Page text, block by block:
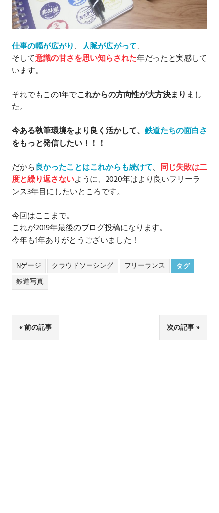
仕事の幅が広がり、 人脈が広がって、
そして意識の甘さを思い知らされた年だったと実感して
います。
それでもこの1年でこれからの方向性が大方決まり まし
た。
今ある執筆環境をより良く活かして、 鉄道たちの面白さ
をもっと発信したい！！！
だから良かったことはこれからも続けて、 同じ失敗は二
度と繰り返さないように、2020年はより良いフリーラ
ンス3年目にしたいところです。
今回はここまで。
これが2019年最後のブログ投稿になります。
今年も1年ありがとうございました！
タグ
Nゲージ クラウドソーシング
フリーランス
鉄道写真
投
稿
前の記事 次の記事